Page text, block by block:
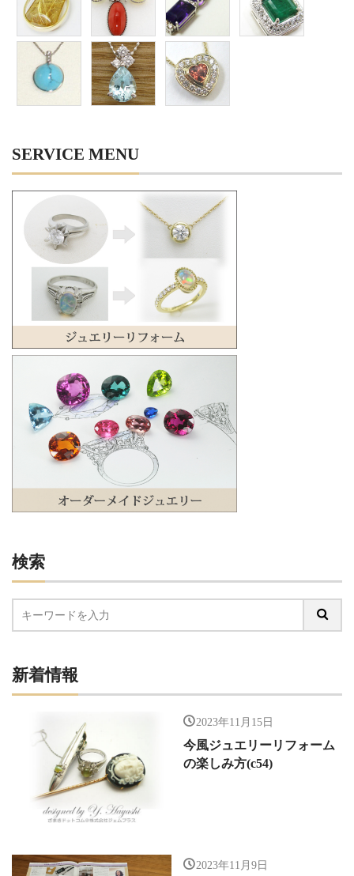
SERVICE MENU
検索
新着情報
2023年11月15日
今風ジュエリーリフォーム
の楽しみ方(c54)
2023年11月9日